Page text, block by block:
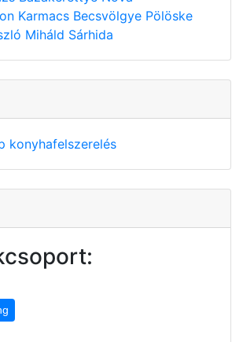
Karmacs Becsvölgye Pölöske
Miháld Sárhida
konyhafelszerelés